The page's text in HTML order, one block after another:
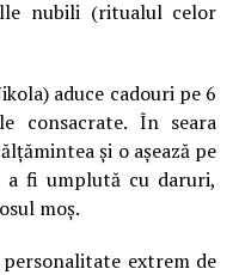
nubili (ritualul celor
aduce cadouri pe 6
consacrate. În seara
și o așează pe
a fi umplută cu daruri,
moș.
extrem de